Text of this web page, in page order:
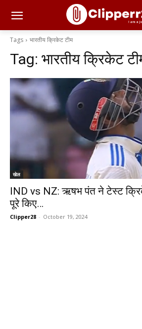
Tags भारतीय क्रिकेट टीम
Tag: भारतीय क्रिकेट
खेल
IND vs NZ: ऋषभ पंत ने टेस्ट
पूरे किए…
Clipper28 - October 19, 2024